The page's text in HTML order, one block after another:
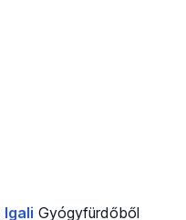
Igali Gyógyfürdőből